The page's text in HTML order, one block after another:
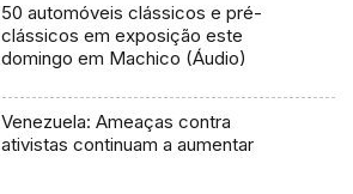
50 automóveis clássicos e pré-
clássicos em exposição este
domingo em Machico (Áudio)
Venezuela: Ameaças contra
ativistas continuam a aumentar